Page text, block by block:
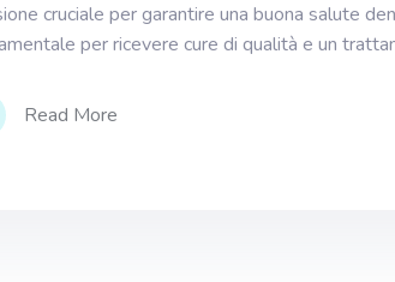
cruciale per garantire una buona salute
per ricevere cure di qualità e un
Read More